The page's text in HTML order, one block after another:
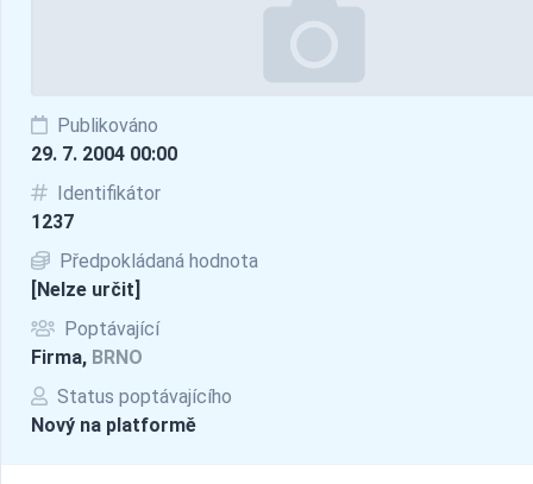
Publikováno
29. 7. 2004 00:00
Identifikátor
1237
Předpokládaná hodnota
[Nelze určit]
Poptávající
Firma, BRNO
Status poptávajícího
Nový na platformě